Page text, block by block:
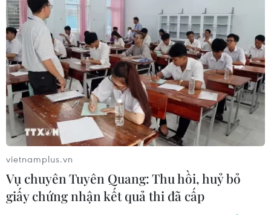
vietnamplus.vn
Vụ chuyên Tuyên Quang: Thu hồi, huỷ bỏ
giấy chứng nhận kết quả thi đã cấp